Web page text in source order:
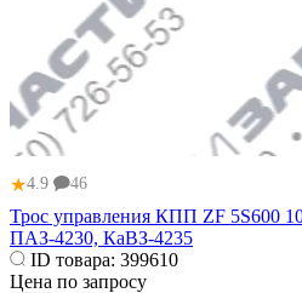
★4.9 46
Трос управления КПП ZF 5S600
ПАЗ-4230, КаВЗ-4235
ID товара: 399610
Цена по запросу